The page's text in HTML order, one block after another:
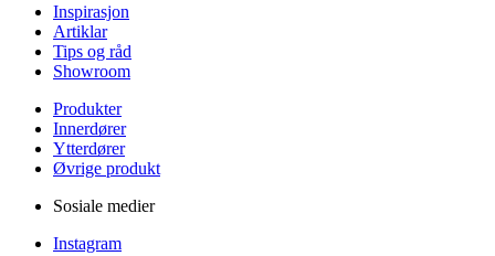
Inspirasjon
Artiklar
Tips og råd
Showroom
Produkter
Innerdører
Ytterdører
Øvrige produkt
Sosiale medier
Instagram